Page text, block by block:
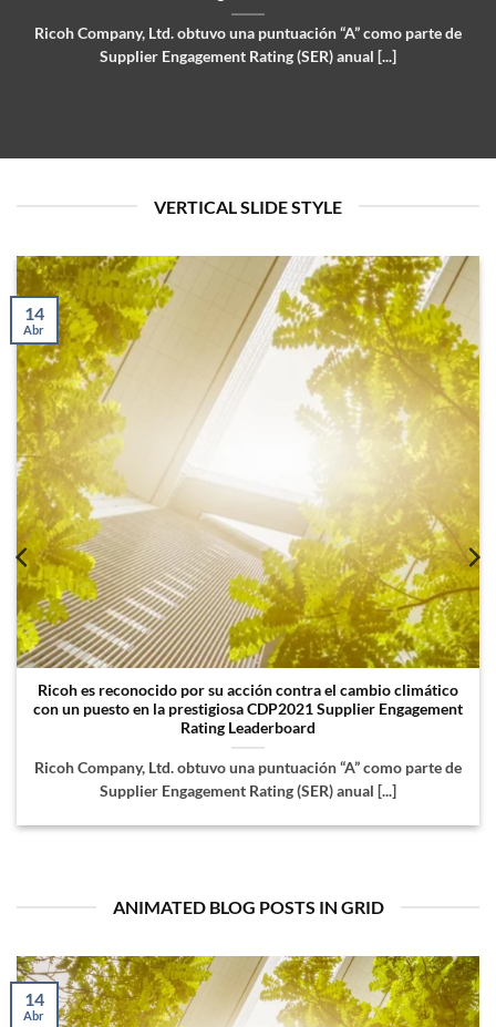
Ricoh Company, Ltd. obtuvo una puntuación “A” como parte de
Supplier Engagement Rating (SER) anual [...]
VERTICAL SLIDE STYLE
Ricoh es reconocido por su acción contra el cambio climático
con un puesto en la prestigiosa CDP2021 Supplier Engagement
Rating Leaderboard
Ricoh Company, Ltd. obtuvo una puntuación “A” como parte de
Supplier Engagement Rating (SER) anual [...]
14
Abr
ANIMATED BLOG POSTS IN GRID
14
Abr